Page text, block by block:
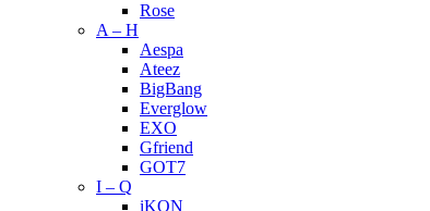
Rose
A – H
Aespa
Ateez
BigBang
Everglow
EXO
Gfriend
GOT7
I – Q
iKON